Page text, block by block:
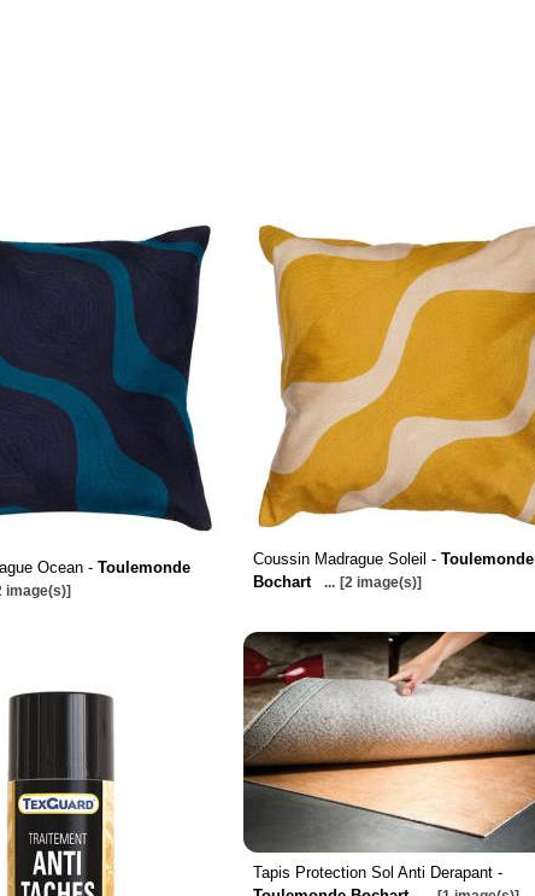
Ocean - Toulemonde
image(s)]
Coussin Madrague Soleil - Toulemonde
Bochart
... [2 image(s)]
Tapis Protection Sol Anti Derapant -